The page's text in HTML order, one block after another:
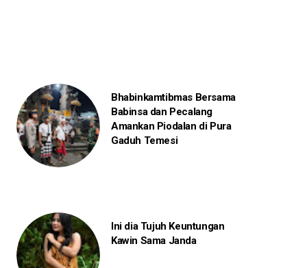
Bhabinkamtibmas Bersama
Babinsa dan Pecalang
Amankan Piodalan di Pura
Gaduh Temesi
Ini dia Tujuh Keuntungan
Kawin Sama Janda